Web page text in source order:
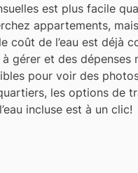
est plus facile
appartements,
coût de l’eau est déjà
gérer et des dépenses
pour voir des
les options de
incluse est à un clic!